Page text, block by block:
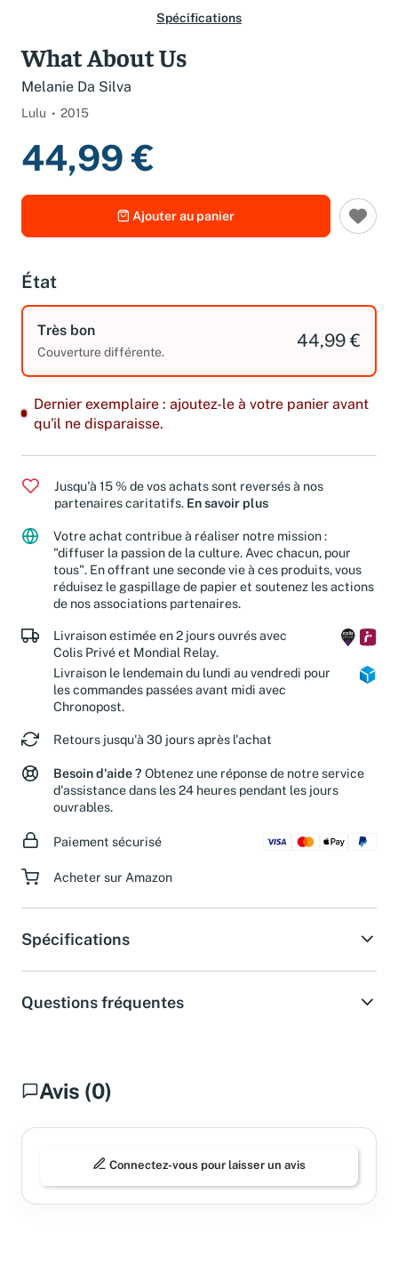
Spécifications
What About Us
Melanie Da Silva
Lulu 2015
44,99 €
Ajouter au panier
État
Très bon
Couverture différente.
44,99 €
Dernier exemplaire : ajoutez-le à votre panier avant
qu'il ne disparaisse.
Jusqu'à 15 % de vos achats sont reversés à nos
partenaires caritatifs. En savoir plus
Votre achat contribue à réaliser notre mission :
"diffuser la passion de la culture. Avec chacun, pour
tous". En offrant une seconde vie à ces produits, vous
réduisez le gaspillage de papier et soutenez les actions
de nos associations partenaires.
Livraison estimée en 2 jours ouvrés avec
Colis Privé et Mondial Relay.
Livraison le lendemain du lundi au vendredi pour
les commandes passées avant midi avec
Chronopost.
Retours jusqu'à 30 jours après l'achat
Besoin d'aide ? Obtenez une réponse de notre service
d'assistance dans les 24 heures pendant les jours
ouvrables.
Paiement sécurisé
Acheter sur Amazon
Spécifications
Questions fréquentes
Avis (0)
Connectez-vous pour laisser un avis